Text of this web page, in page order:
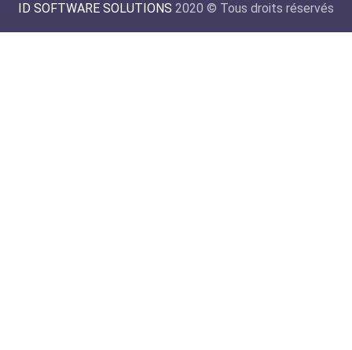
ID SOFTWARE SOLUTIONS 2020 © Tous droits réservés